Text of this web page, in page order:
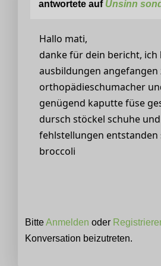
antwortete auf Unsinn
Hallo mati,
danke für dein bericht, ich
ausbildungen angefangen
orthopädieschumacher
genügend kaputte füse
dursch stöckel schuhe
fehlstellungen entstanden
broccoli
BitteAnmelden oder
Konversation beizutreten.